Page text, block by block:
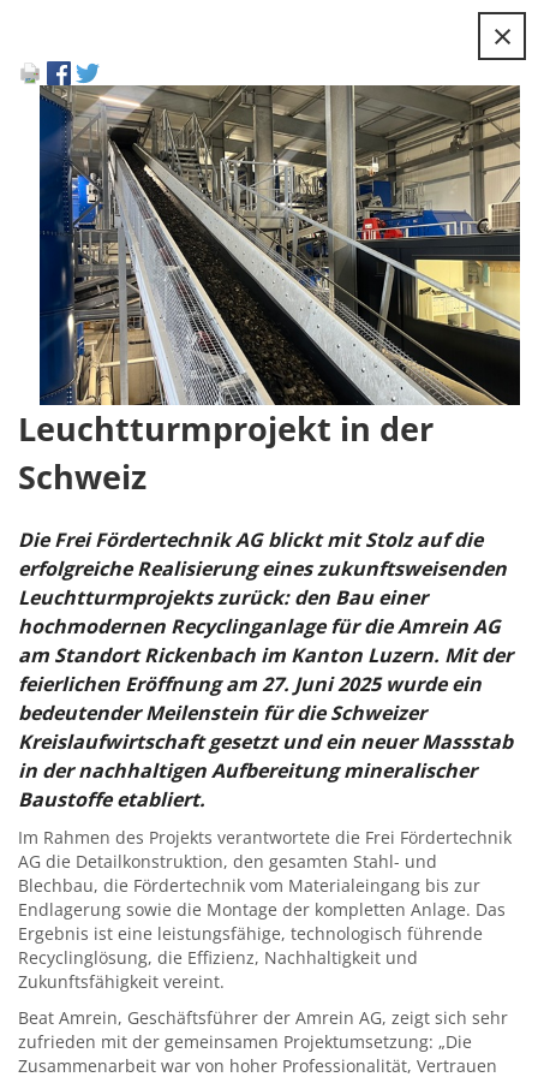
×
Leuchtturmprojekt in der
Schweiz
Die Frei Fördertechnik AG blickt mit Stolz auf die
erfolgreiche Realisierung eines zukunftsweisenden
Leuchtturmprojekts zurück: den Bau einer
hochmodernen Recyclinganlage für die Amrein AG
am Standort Rickenbach im Kanton Luzern. Mit der
feierlichen Eröffnung am 27. Juni 2025 wurde ein
bedeutender Meilenstein für die Schweizer
Kreislaufwirtschaft gesetzt und ein neuer Massstab
in der nachhaltigen Aufbereitung mineralischer
Baustoffe etabliert.
Im Rahmen des Projekts verantwortete die Frei Fördertechnik
AG die Detailkonstruktion, den gesamten Stahl- und
Blechbau, die Fördertechnik vom Materialeingang bis zur
Endlagerung sowie die Montage der kompletten Anlage. Das
Ergebnis ist eine leistungsfähige, technologisch führende
Recyclinglösung, die Effizienz, Nachhaltigkeit und
Zukunftsfähigkeit vereint.
Beat Amrein, Geschäftsführer der Amrein AG, zeigt sich sehr
zufrieden mit der gemeinsamen Projektumsetzung: „Die
Zusammenarbeit war von hoher Professionalität, Vertrauen